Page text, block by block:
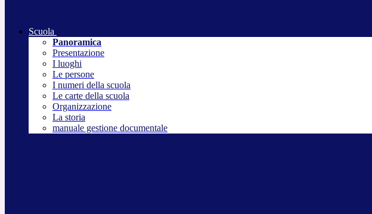
Scuola
Panoramica
Presentazione
I luoghi
Le persone
I numeri della scuola
Le carte della scuola
Organizzazione
La storia
manuale gestione documentale